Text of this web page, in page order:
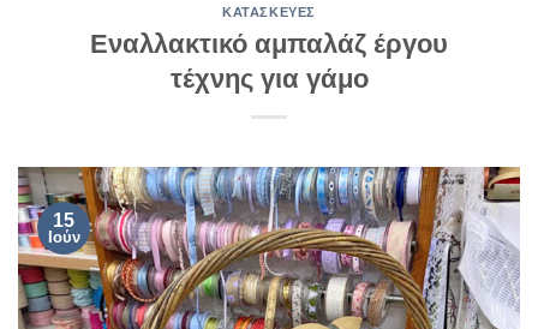
ΚΑΤΑΣΚΕΥΈΣ
Εναλλακτικό αμπαλάζ έργου
τέχνης για γάμο
15
Ιούν